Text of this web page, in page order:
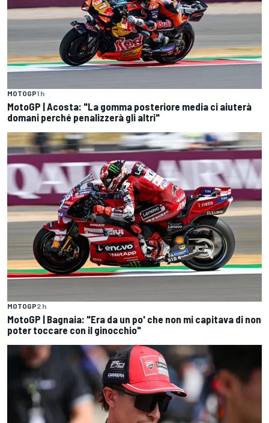
MOTOGP1 h
MotoGP | Acosta: "La gomma posteriore media ci aiuterà
domani perché penalizzerà gli altri"
MOTOGP2 h
MotoGP | Bagnaia: "Era da un po' che non mi capitava di non
poter toccare con il ginocchio"